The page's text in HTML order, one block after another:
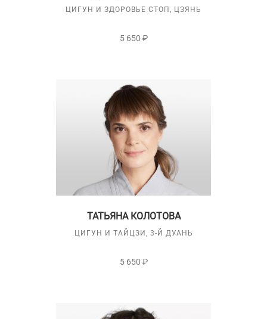
ЦИГУН И ЗДОРОВЬЕ СТОП, ЦЗЯНЬ
5 650 ₽
ТАТЬЯНА КОЛОТОВА
ЦИГУН И ТАЙЦЗИ, 3-Й ДУАНЬ
5 650 ₽